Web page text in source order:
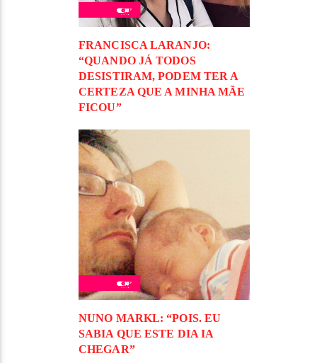
FRANCISCA LARANJO:
“QUANDO JÁ TODOS
DESISTIRAM, PODEM TER A
CERTEZA QUE A MINHA MÃE
FICOU”
NUNO MARKL: “POIS. EU
SABIA QUE ESTE DIA IA
CHEGAR”